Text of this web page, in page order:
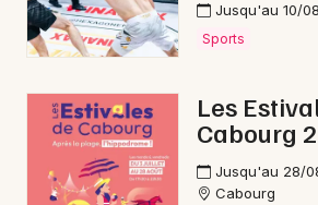
Newsletter des sorties
Artistes en tournée
Actus à Trouville-sur-Mer
Magazine à Trouville-sur-Mer
Jusqu'au 10/
Sports
Les
Cabourg
Jusqu'au 28/
Cabourg